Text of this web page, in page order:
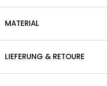
MATERIAL
LIEFERUNG & RETOURE